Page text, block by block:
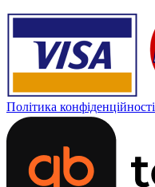
Політика конфіденційності